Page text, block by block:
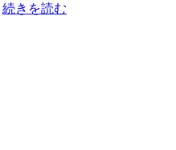
続きを読む